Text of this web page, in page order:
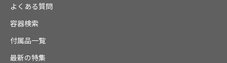
よくある質問
容器検索
付属品一覧
最新の特集